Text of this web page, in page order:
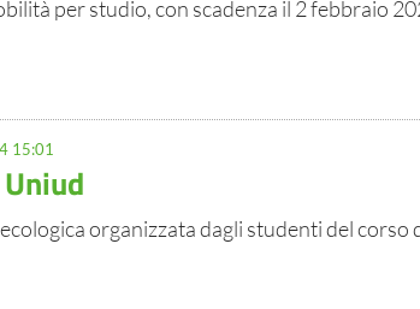
per studio, con scadenza il 2 febbraio
15:01
organizzata dagli studenti del